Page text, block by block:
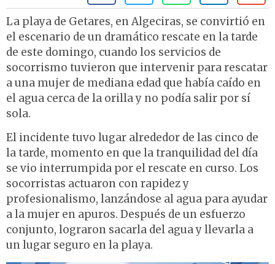
La playa de Getares, en Algeciras, se convirtió en
el escenario de un dramático rescate en la tarde
de este domingo, cuando los servicios de
socorrismo tuvieron que intervenir para rescatar
a una mujer de mediana edad que había caído en
el agua cerca de la orilla y no podía salir por sí
sola.
El incidente tuvo lugar alrededor de las cinco de
la tarde, momento en que la tranquilidad del día
se vio interrumpida por el rescate en curso. Los
socorristas actuaron con rapidez y
profesionalismo, lanzándose al agua para ayudar
a la mujer en apuros. Después de un esfuerzo
conjunto, lograron sacarla del agua y llevarla a
un lugar seguro en la playa.